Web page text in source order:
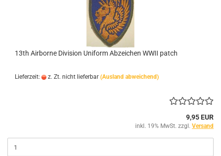
13th Airborne Division Uniform Abzeichen WWII patch
Lieferzeit: z. Zt. nicht lieferbar (Ausland abweichend)
9,95 EUR
inkl. 19% MwSt. zzgl. Versand